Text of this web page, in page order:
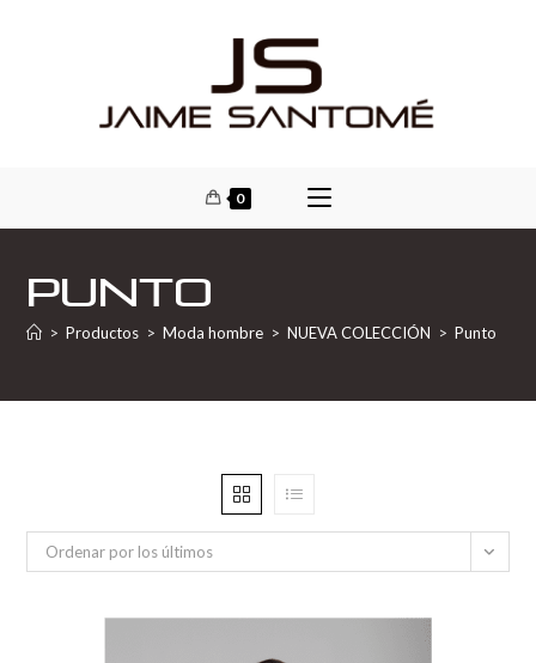
0
Punto
> Productos > Moda hombre > NUEVA COLECCIÓN > Punto
Ordenar por los últimos